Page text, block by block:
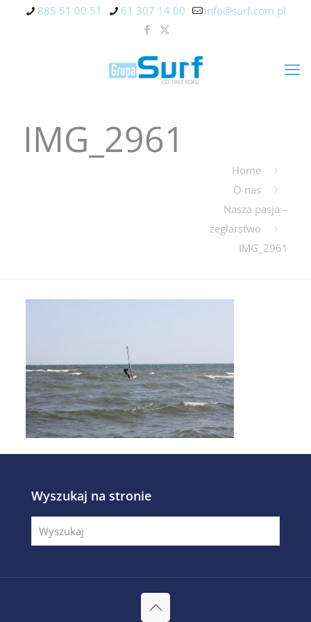
885 51 00 51 61 307 14 00 info@surf.com.pl
IMG_2961
Home
O nas
Nasza pasja –
żeglarstwo
IMG_2961
Wyszukaj na stronie